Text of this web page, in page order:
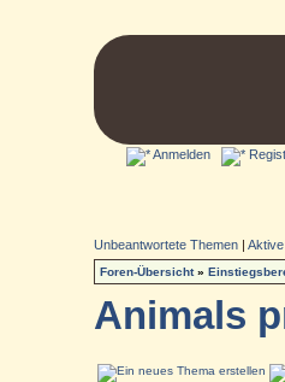
Anmelden
Unbeantwortete Themen |
Foren-Übersicht»
Animals